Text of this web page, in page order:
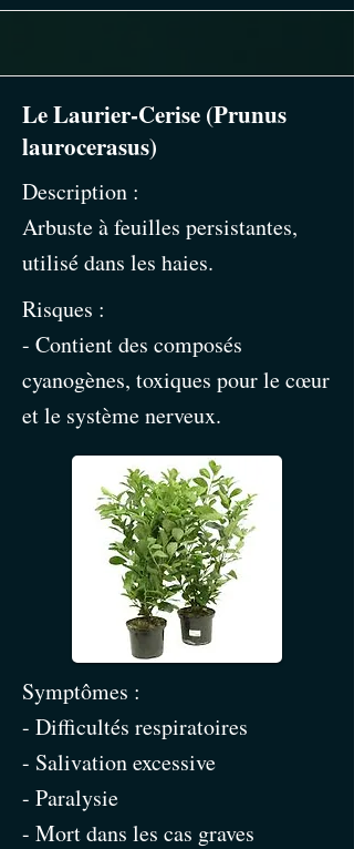
Le Laurier-Cerise (Prunus
laurocerasus)
Description :
Arbuste à feuilles persistantes,
utilisé dans les haies.
Risques :
- Contient des composés
cyanogènes, toxiques pour le cœur
et le système nerveux.
Symptômes :
- Difficultés respiratoires
- Salivation excessive
- Paralysie
- Mort dans les cas graves